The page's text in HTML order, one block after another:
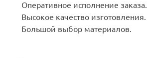
Оперативное исполнение заказа.
Высокое качество изготовления.
Большой выбор материалов.